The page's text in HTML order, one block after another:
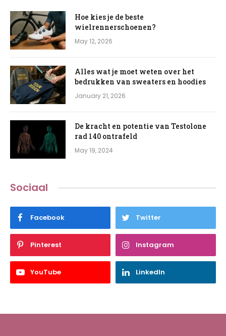
Hoe kies je de beste
wielrennerschoenen?
May 12, 2026
Alles wat je moet weten over het
bedrukken van sweaters en hoodies
January 21, 2026
De kracht en potentie van Testolone
rad 140 ontrafeld
May 19, 2024
Sociaal
Facebook Twitter
Pinterest Instagram
YouTube LinkedIn